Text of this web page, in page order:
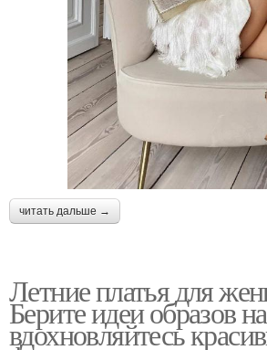
читать дальше →
Летние платья для
Берите идеи образов
вдохновляйтесь